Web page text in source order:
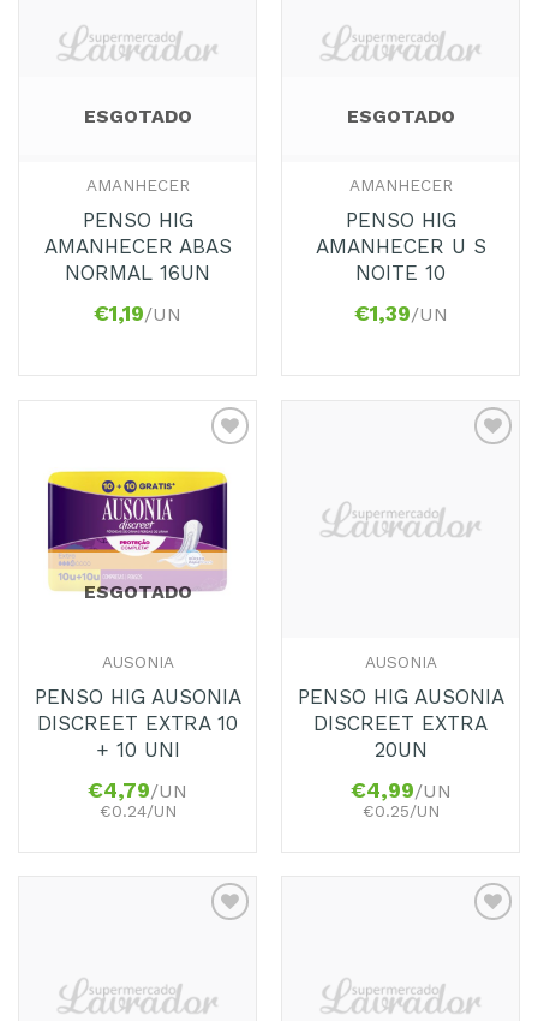
Favoritos
ESGOTADO
AMANHECER
PENSO HIG
AMANHECER ABAS
NORMAL 16UN
€1,19/UN
Favoritos
ESGOTADO
AMANHECER
PENSO HIG
AMANHECER U S
NOITE 10
€1,39/UN
Adicionar
aos
ESGOTADO
AUSONIA
PENSO HIG AUSONIA
DISCREET EXTRA 10
+ 10 UNI
€4,79/UN
€0.24/UN
Favoritos
AUSONIA
PENSO HIG AUSONIA
DISCREET EXTRA
20UN
€4,99/UN
€0.25/UN
Favoritos
Favoritos